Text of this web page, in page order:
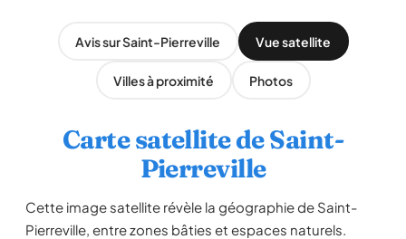
Avis sur Saint-Pierreville Vue satellite
Villes à proximité Photos
Carte satellite de Saint-
Pierreville
Cette image satellite révèle la géographie de Saint-
Pierreville, entre zones bâties et espaces naturels.